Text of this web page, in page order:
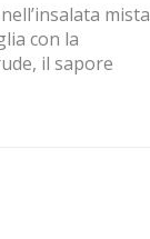
mista
con la
il sapore